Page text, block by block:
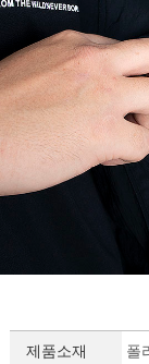
제품소재 폴